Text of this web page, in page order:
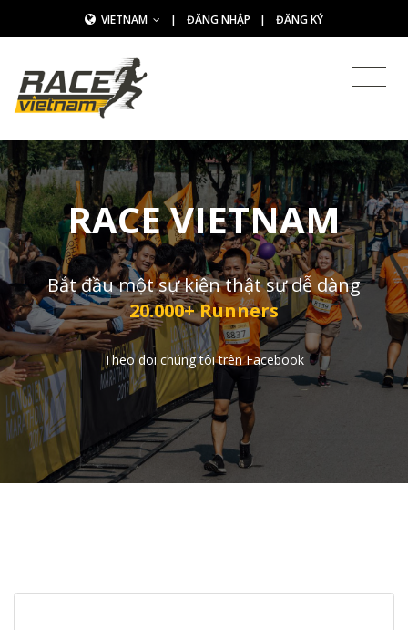
VIETNAM | ĐĂNG NHẬP | ĐĂNG KÝ
RACE VIETNAM
Bắt đầu một sự kiện thật sự dễ dàng
20.000+ Runners
Theo dõi chúng tôi trên Facebook